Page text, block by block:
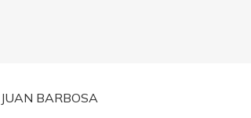
JUAN BARBOSA